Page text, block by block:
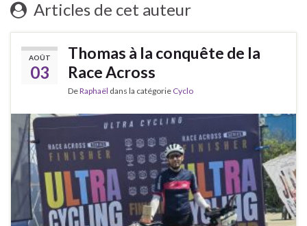
Articles de cet auteur
AOÛT
03
Thomas à la conquête de la
Race Across
DeRaphaël dans la catégorie Cyclo